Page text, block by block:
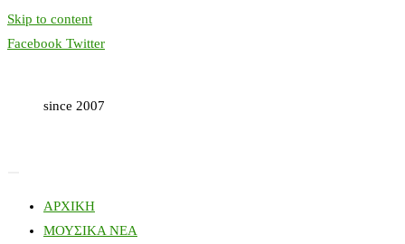
Skip to content
Facebook Twitter
since 2007
ΑΡΧΙΚΗ
ΜΟΥΣΙΚΑ ΝΕΑ